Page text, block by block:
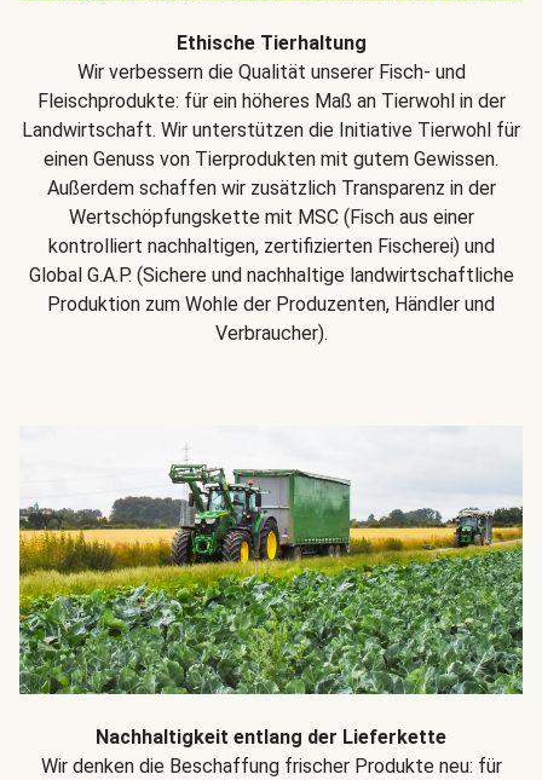
Ethische Tierhaltung
Wir verbessern die Qualität unserer Fisch- und
Fleischprodukte: für ein höheres Maß an Tierwohl in der
Landwirtschaft. Wir unterstützen die Initiative Tierwohl für
einen Genuss von Tierprodukten mit gutem Gewissen.
Außerdem schaffen wir zusätzlich Transparenz in der
Wertschöpfungskette mit MSC (Fisch aus einer
kontrolliert nachhaltigen, zertifizierten Fischerei) und
Global G.A.P. (Sichere und nachhaltige landwirtschaftliche
Produktion zum Wohle der Produzenten, Händler und
Verbraucher).
Nachhaltigkeit entlang der Lieferkette
Wir denken die Beschaffung frischer Produkte neu: für